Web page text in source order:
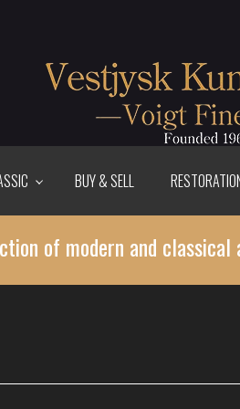
BUY & SELL
of modern and